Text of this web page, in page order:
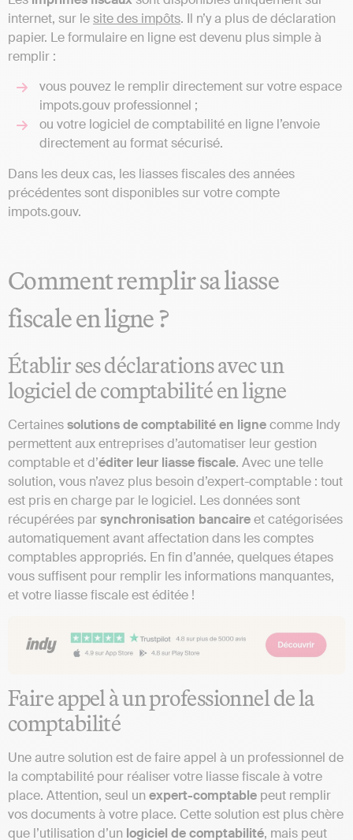
internet, sur lesite des impôts. Il n’y a plus de déclaration
papier. Le formulaire en ligne est devenu plus simple à
remplir :
vous pouvez le remplir directement sur votre espace
impots.gouv professionnel ;
ou votre logiciel de comptabilité en ligne l’envoie
directement au format sécurisé.
Dans les deux cas, les liasses fiscales des années
précédentes sont disponibles sur votre compte
impots.gouv.
Comment remplir sa liasse
fiscale en ligne ?
Établir ses déclarations avec un
logiciel de comptabilité en ligne
Certainessolutions de comptabilité en lignecomme Indy
permettent aux entreprises d’automatiser leur gestion
comptable et d’éditer leur liasse fiscale. Avec une telle
solution, vous n’avez plus besoin d’expert-comptable : tout
est pris en charge par le logiciel. Les données sont
récupérées parsynchronisation bancaireet catégorisées
automatiquement avant affectation dans les comptes
comptables appropriés. En fin d’année, quelques étapes
vous suffisent pour remplir les informations manquantes,
et votre liasse fiscale est éditée !
Faire appel à un professionnel de la
comptabilité
Une autre solution est de faire appel à un professionnel de
la comptabilité pour réaliser votre liasse fiscale à votre
place. Attention, seul un expert-comptable peut remplir
vos documents à votre place. Cette solution est plus chère
que l’utilisation d’un logiciel de comptabilité, mais peut